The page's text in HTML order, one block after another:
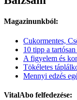
Magazinunkból:
Cukormentes,
10 tipp a
A figyelem és
Tökéletes
Mennyi edzés
VitalAbo felfedezése: